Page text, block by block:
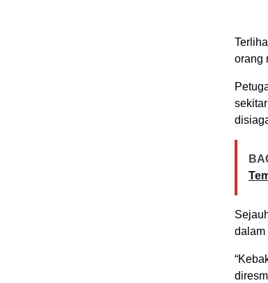
orang
dalam